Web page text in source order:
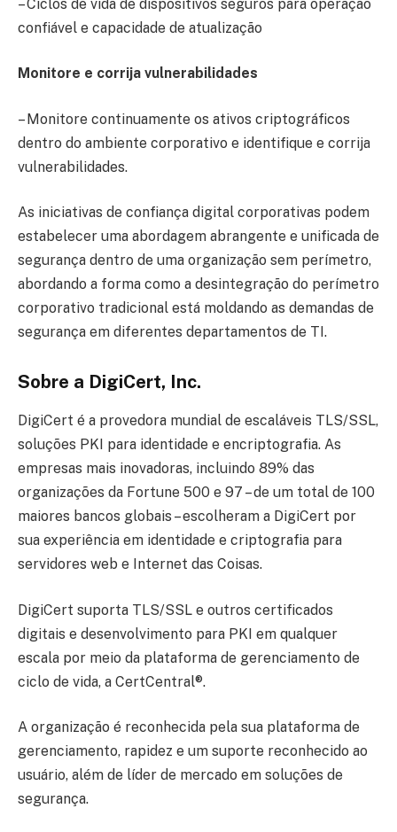
– Ciclos de vida de dispositivos seguros para operação
confiável e capacidade de atualização
Monitore e corrija vulnerabilidades
– Monitore continuamente os ativos criptográficos
dentro do ambiente corporativo e identifique e corrija
vulnerabilidades.
As iniciativas de confiança digital corporativas podem
estabelecer uma abordagem abrangente e unificada de
segurança dentro de uma organização sem perímetro,
abordando a forma como a desintegração do perímetro
corporativo tradicional está moldando as demandas de
segurança em diferentes departamentos de TI.
Sobre a DigiCert, Inc.
DigiCert é a provedora mundial de escaláveis TLS/SSL,
soluções PKI para identidade e encriptografia. As
empresas mais inovadoras, incluindo 89% das
organizações da Fortune 500 e 97 – de um total de 100
maiores bancos globais – escolheram a DigiCert por
sua experiência em identidade e criptografia para
servidores web e Internet das Coisas.
DigiCert suporta TLS/SSL e outros certificados
digitais e desenvolvimento para PKI em qualquer
escala por meio da plataforma de gerenciamento de
ciclo de vida, a CertCentral®.
A organização é reconhecida pela sua plataforma de
gerenciamento, rapidez e um suporte reconhecido ao
usuário, além de líder de mercado em soluções de
segurança.